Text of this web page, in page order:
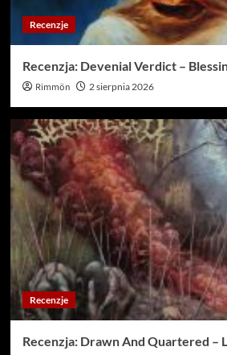
Recenzje
Recenzja: Devenial Verdict –
Rimmön 2 sierpnia 2026
Recenzje
Recenzja: Drawn And Quartered –